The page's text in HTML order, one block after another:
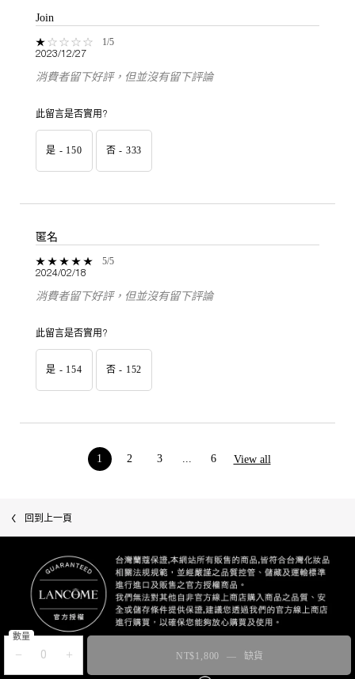
−
數量
+ NT$1,800 ― 缺貨
Join
1 out of 5 stars.
1/5
2023/12/27
消費者留下好評，但並沒有留下評論
此留言是否實用?
是 - 150 否 - 333
匿名
5 out of 5 stars.
5/5
2024/02/18
消費者留下好評，但並沒有留下評論
此留言是否實用?
是 - 154 否 - 152
Page 1 of 6. Current page
1 2 3 ... 6 View all
回到上一頁